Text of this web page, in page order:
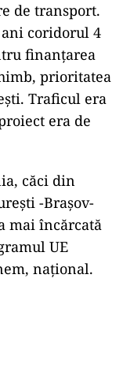
de transport.
coridorul 4
finanțarea
prioritatea
Traficul era
era de
căci din
-Brașov-
mai încărcată
UE
național.